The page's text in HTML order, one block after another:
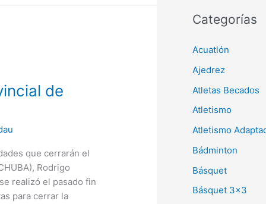
de
que cerrarán el
Rodrigo
realizó el pasado fin
para cerrar la
Categorías
Acuatlón
Ajedrez
Atletas Becados
Atletismo
Atletismo
Bádminton
Básquet
Básquet 3×3